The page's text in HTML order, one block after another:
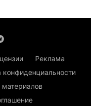
Реклама
конфиденциальности